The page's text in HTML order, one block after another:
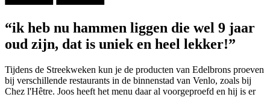
“ik heb nu hammen liggen die wel 9 jaar
oud zijn, dat is uniek en heel lekker!”
Tijdens de Streekweken kun je de producten van Edelbrons proeven
bij verschillende restaurants in de binnenstad van Venlo, zoals bij
Chez l'Hêtre. Joos heeft het menu daar al voorgeproefd en hij is er